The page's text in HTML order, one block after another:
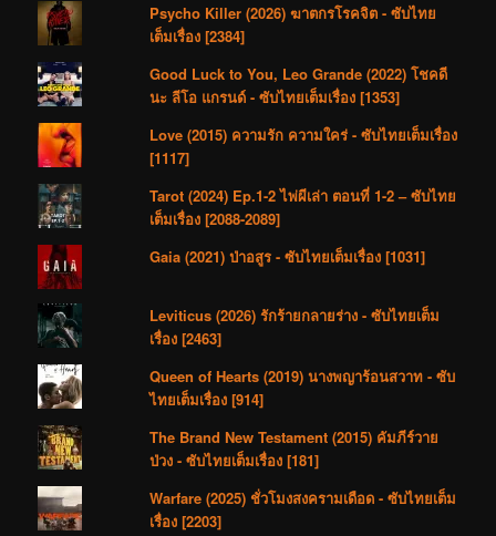
Psycho Killer (2026) ฆาตกรโรคจิต - ซับไทย
เต็มเรื่อง [2384]
Good Luck to You, Leo Grande (2022) โชคดี
นะ ลีโอ แกรนด์ - ซับไทยเต็มเรื่อง [1353]
Love (2015) ความรัก ความใคร่ - ซับไทยเต็มเรื่อง
[1117]
Tarot (2024) Ep.1-2 ไพ่ผีเล่า ตอนที่ 1-2 – ซับไทย
เต็มเรื่อง [2088-2089]
Gaia (2021) ป่าอสูร - ซับไทยเต็มเรื่อง [1031]
Leviticus (2026) รักร้ายกลายร่าง - ซับไทยเต็ม
เรื่อง [2463]
Queen of Hearts (2019) นางพญาร้อนสวาท - ซับ
ไทยเต็มเรื่อง [914]
The Brand New Testament (2015) คัมภีร์วาย
ป่วง - ซับไทยเต็มเรื่อง [181]
Warfare (2025) ชั่วโมงสงครามเดือด - ซับไทยเต็ม
เรื่อง [2203]